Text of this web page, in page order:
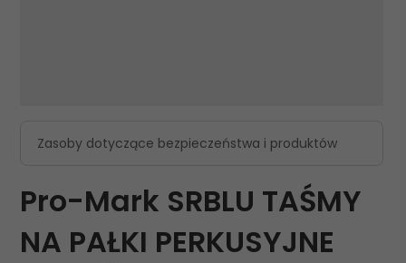
Zasoby dotyczące bezpieczeństwa i produktów
Pro-Mark SRBLU TAŚMY
NA PAŁKI PERKUSYJNE